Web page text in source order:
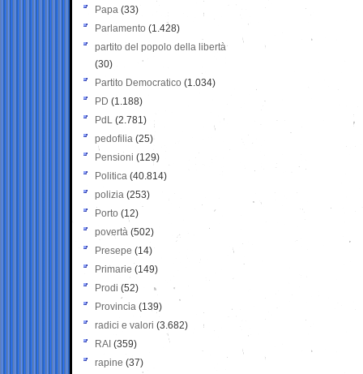
Papa (33)
Parlamento (1.428)
partito del popolo della libertà
(30)
Partito Democratico (1.034)
PD (1.188)
PdL (2.781)
pedofilia (25)
Pensioni (129)
Politica (40.814)
polizia (253)
Porto (12)
povertà (502)
Presepe (14)
Primarie (149)
Prodi (52)
Provincia (139)
radici e valori (3.682)
RAI (359)
rapine (37)